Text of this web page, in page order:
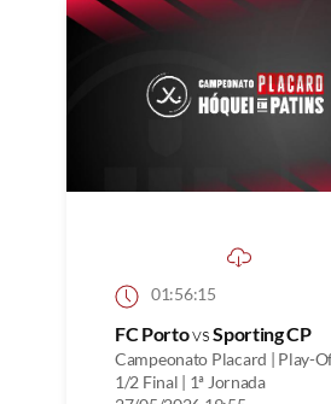
01:56:15
FC PortovsSporting CP
Campeonato Placard | Play-
1/2 Final | 1ª Jornada